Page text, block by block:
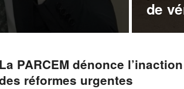
de
La PARCEM dénonce
réformes urgentes